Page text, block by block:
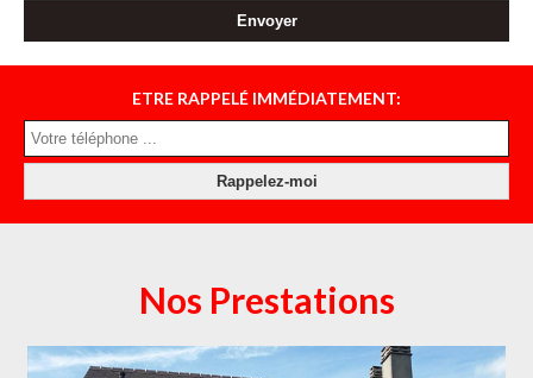
ETRE RAPPELÉ IMMÉDIATEMENT:
Nos Prestations